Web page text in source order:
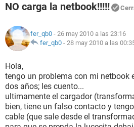
NO carga la netbook!!!!!
fer_qb0 - 26 may 2010 a las 23:16
fer_qb0 - 28 may 2010 a las
Hola,
tengo un problema con mi netbook
dos años; les cuento...
ultimamente el cargador
bien, tiene un falso contacto y
cable (que sale desde el